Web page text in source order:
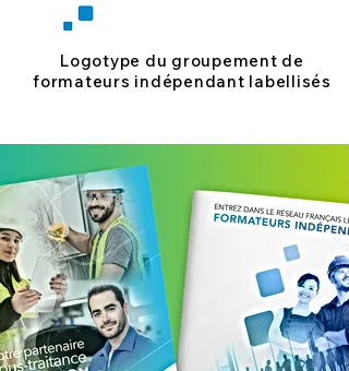
Logotype du groupement de
formateurs indépendant labellisés